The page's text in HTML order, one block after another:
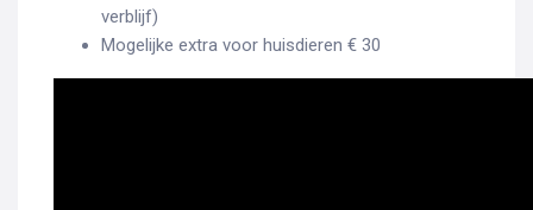
verblijf)
Mogelijke extra voor huisdieren € 30